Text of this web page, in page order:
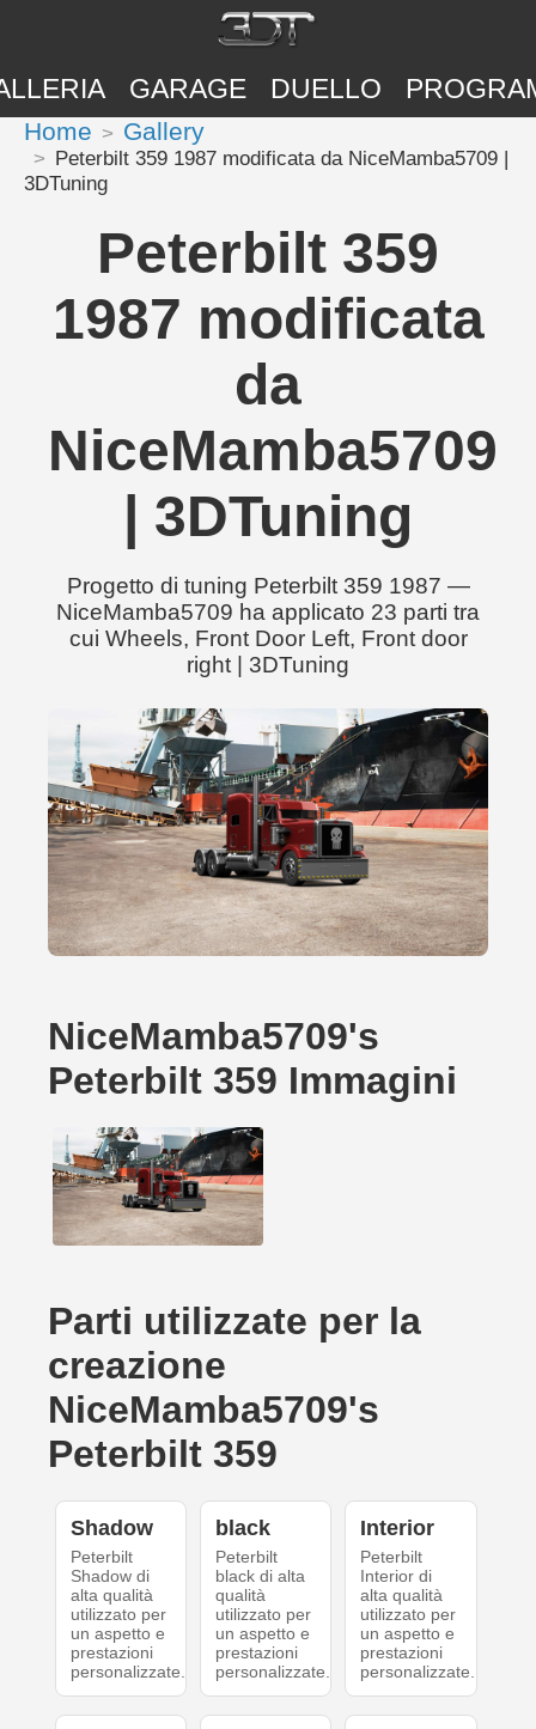
GARAGE DUELLO
Home Gallery
Peterbilt 359 1987 modificata da NiceMamba5709 |
3DTuning
Peterbilt 359
1987 modificata
da
NiceMamba5709
| 3DTuning
Progetto di tuning Peterbilt 359 1987 —
NiceMamba5709 ha applicato 23 parti tra
cui Wheels, Front Door Left, Front door
right | 3DTuning
NiceMamba5709's
Peterbilt 359 Immagini
Parti utilizzate per la
creazione
NiceMamba5709's
Peterbilt 359
Shadow
Peterbilt
Shadow di
alta qualità
utilizzato per
un aspetto e
prestazioni
personalizzate.
black
Peterbilt
black di alta
qualità
utilizzato per
un aspetto e
prestazioni
personalizzate.
Interior
Peterbilt
Interior di
alta qualità
utilizzato per
un aspetto e
prestazioni
personalizzate.